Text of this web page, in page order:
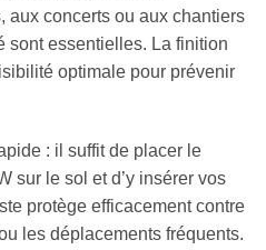
aux concerts ou aux chantiers
sont essentielles. La finition
optimale pour prévenir
: il suffit de placer le
sur le sol et d’y insérer vos
protège efficacement contre
les déplacements fréquents.